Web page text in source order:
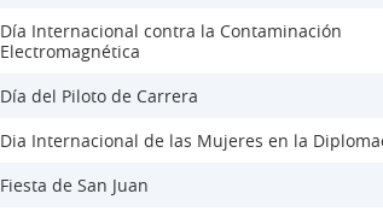
Día Internacional contra la Contaminación
Electromagnética
Día del Piloto de Carrera
Dia Internacional de las Mujeres en la
Fiesta de San Juan